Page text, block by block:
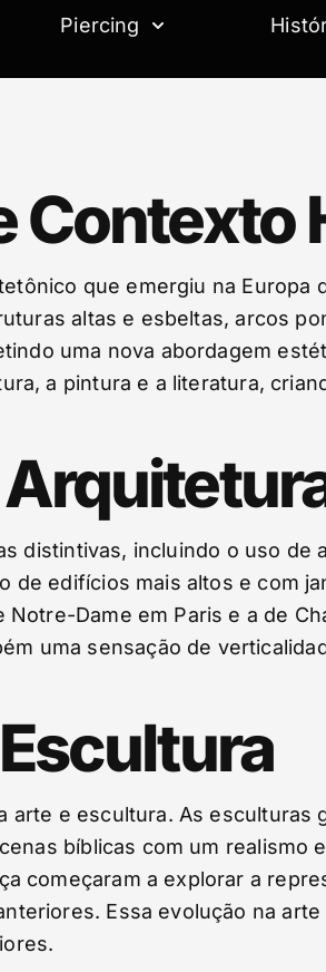
Piercing
Contexto
que emergiu na Europa
altas e esbeltas, arcos
uma nova abordagem
a pintura e a literatura,
distintivas, incluindo o uso de
edifícios mais altos e com
Dame em Paris e a de
uma sensação de
arte e escultura. As
bíblicas com um realismo
começaram a explorar a
Essa evolução na